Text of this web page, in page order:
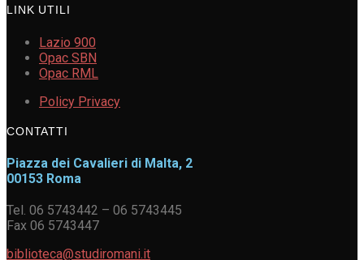
LINK UTILI
Lazio 900
Opac SBN
Opac RML
Policy Privacy
CONTATTI
Piazza dei Cavalieri di Malta, 2
00153 Roma
Tel. 06 5743442 – 06 5743445
Fax 06 5743447
biblioteca@studiromani.it